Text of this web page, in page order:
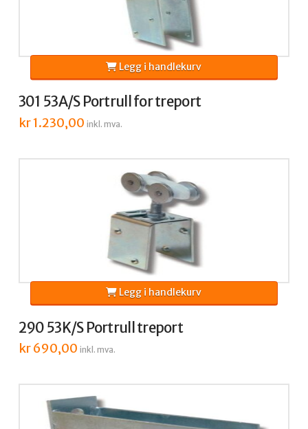
301 53A/S Portrull for treport
kr1.230,00 inkl. mva.
Legg i handlekurv
290 53K/S Portrull treport
kr690,00 inkl. mva.
Legg i handlekurv